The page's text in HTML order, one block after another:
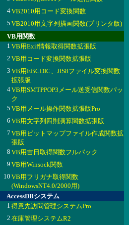
4VB2010用コード変換関数
5 VB2010用文字列描画関数(プリンタ版)
VB用関数
1 VB用Exif情報取得関数拡張版
2 VB用コード変換関数拡張版
3 VB用EBCDIC、JIS8ファイル変換関数
拡張版
4VB用SMTPPOP3メール送受信関数パッ
ク
5 VB用メール操作関数拡張版Pro
6 VB用文字列四則演算関数拡張版
7 VB用ビットマップファイル作成関数拡
張版
8 VB用吉日取得関数フルパック
9 VB用Winsock関数
10 VB用フリガナ取得関数
(WindowsNT4.0/2000用)
AccessDBシステム
1 得意先訪問管理システムPro
2 在庫管理システムR2